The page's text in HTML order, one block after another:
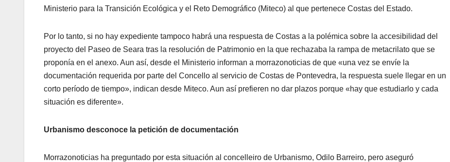
Ministerio para la Transición Ecológica y el Reto Demográfico (Miteco) al que pertenece Costas del Estado.
Por lo tanto, si no hay expediente tampoco habrá una respuesta de Costas a la polémica sobre la accesibilidad del
proyecto del Paseo de Seara tras la resolución de Patrimonio en la que rechazaba la rampa de metacrilato que se
proponía en el anexo. Aun así, desde el Ministerio informan a morrazonoticias de que «una vez se envíe la
documentación requerida por parte del Concello al servicio de Costas de Pontevedra, la respuesta suele llegar en un
corto período de tiempo», indican desde Miteco. Aun así prefieren no dar plazos porque «hay que estudiarlo y cada
situación es diferente».
Urbanismo desconoce la petición de documentación
Morrazonoticias ha preguntado por esta situación al concelleiro de Urbanismo, Odilo Barreiro, pero aseguró